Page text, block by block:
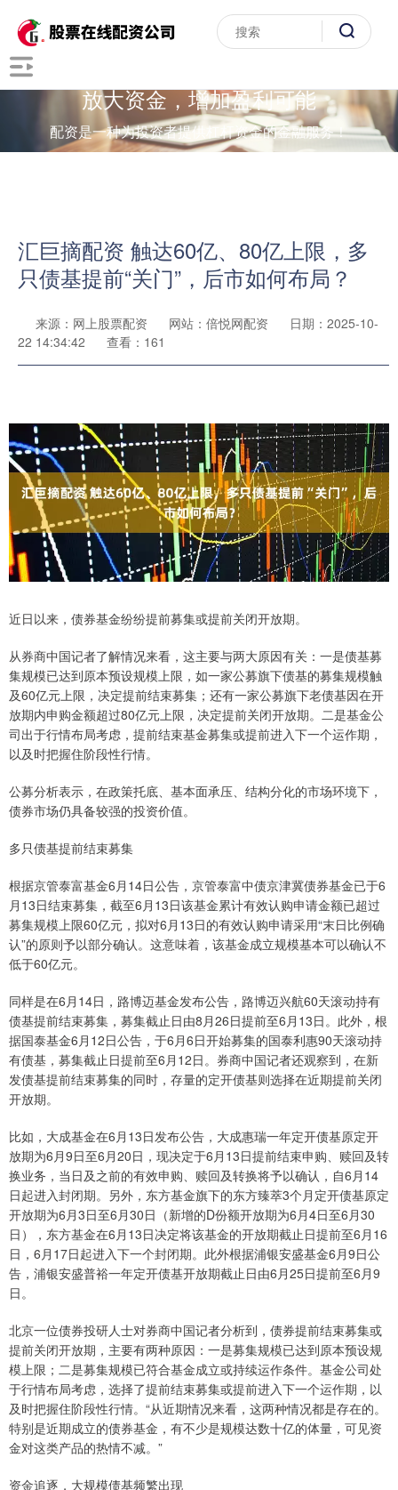
放大资金，增加盈利可能
配资是一种为投资者提供杠杆资金的金融服务！
汇巨摘配资 触达60亿、80亿上限，多
只债基提前“关门”，后市如何布局？
来源：网上股票配资 网站：倍悦网配资
日期：2025-10-
22 14:34:42
查看：161
近日以来，债券基金纷纷提前募集或提前关闭开放期。
从券商中国记者了解情况来看，这主要与两大原因有关：一是债基募
集规模已达到原本预设规模上限，如一家公募旗下债基的募集规模触
及60亿元上限，决定提前结束募集；还有一家公募旗下老债基因在开
放期内申购金额超过80亿元上限，决定提前关闭开放期。二是基金公
司出于行情布局考虑，提前结束基金募集或提前进入下一个运作期，
以及时把握住阶段性行情。
公募分析表示，在政策托底、基本面承压、结构分化的市场环境下，
债券市场仍具备较强的投资价值。
多只债基提前结束募集
根据京管泰富基金6月14日公告，京管泰富中债京津冀债券基金已于6
月13日结束募集，截至6月13日该基金累计有效认购申请金额已超过
募集规模上限60亿元，拟对6月13日的有效认购申请采用“末日比例确
认”的原则予以部分确认。这意味着，该基金成立规模基本可以确认不
低于60亿元。
同样是在6月14日，路博迈基金发布公告，路博迈兴航60天滚动持有
债基提前结束募集，募集截止日由8月26日提前至6月13日。此外，根
据国泰基金6月12日公告，于6月6日开始募集的国泰利惠90天滚动持
有债基，募集截止日提前至6月12日。券商中国记者还观察到，在新
发债基提前结束募集的同时，存量的定开债基则选择在近期提前关闭
开放期。
比如，大成基金在6月13日发布公告，大成惠瑞一年定开债基原定开
放期为6月9日至6月20日，现决定于6月13日提前结束申购、赎回及转
换业务，当日及之前的有效申购、赎回及转换将予以确认，自6月14
日起进入封闭期。另外，东方基金旗下的东方臻萃3个月定开债基原定
开放期为6月3日至6月30日（新增的D份额开放期为6月4日至6月30
日），东方基金在6月13日决定将该基金的开放期截止日提前至6月16
日，6月17日起进入下一个封闭期。此外根据浦银安盛基金6月9日公
告，浦银安盛普裕一年定开债基开放期截止日由6月25日提前至6月9
日。
北京一位债券投研人士对券商中国记者分析到，债券提前结束募集或
提前关闭开放期，主要有两种原因：一是募集规模已达到原本预设规
模上限；二是募集规模已符合基金成立或持续运作条件。基金公司处
于行情布局考虑，选择了提前结束募集或提前进入下一个运作期，以
及时把握住阶段性行情。“从近期情况来看，这两种情况都是存在的。
特别是近期成立的债券基金，有不少是规模达数十亿的体量，可见资
金对这类产品的热情不减。”
资金追逐，大规模债基频繁出现